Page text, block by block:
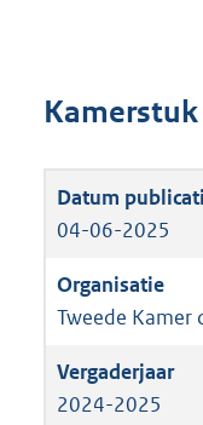
Kamerstuk
04-06-2025
Tweede Kamer
2024-2025